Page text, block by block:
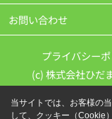
お問い合わせ
プライバシー
(c) 株式会社ひだ
当サイトでは、お客様の
して、クッキー（Cookie